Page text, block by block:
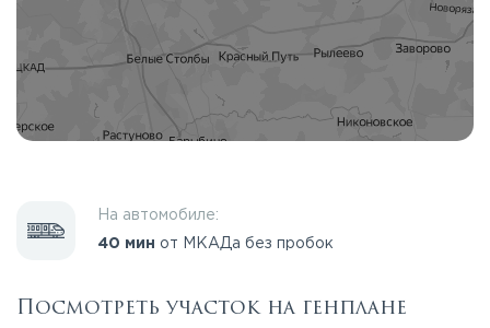
На автомобиле:
40 мин от МКАДа без пробок
Посмотреть участок на генплане